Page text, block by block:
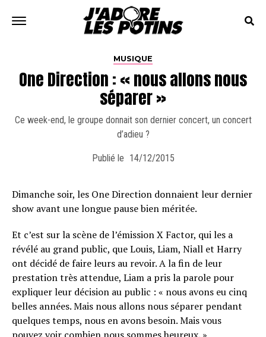
MUSIQUE
One Direction : « nous allons nous
séparer »
Ce week-end, le groupe donnait son dernier concert, un concert
d’adieu ?
Publié le 14/12/2015
Dimanche soir, les One Direction donnaient leur dernier
show avant une longue pause bien méritée.
Et c’est sur la scène de l’émission X Factor, qui les a
révélé au grand public, que Louis, Liam, Niall et Harry
ont décidé de faire leurs au revoir. A la fin de leur
prestation très attendue, Liam a pris la parole pour
expliquer leur décision au public : « nous avons eu cinq
belles années. Mais nous allons nous séparer pendant
quelques temps, nous en avons besoin. Mais vous